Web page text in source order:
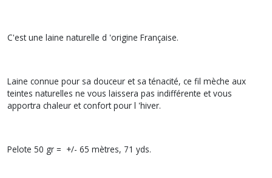
C'est une laine naturelle d 'origine Française.
Laine connue pour sa douceur et sa ténacité, ce fil mèche aux
teintes naturelles ne vous laissera pas indifférente et vous
apportra chaleur et confort pour l 'hiver.
Pelote 50 gr = +/- 65 mètres, 71 yds.